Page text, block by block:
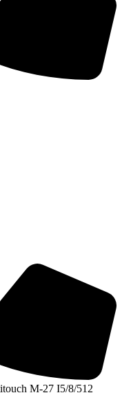
M-27 I5/8/512